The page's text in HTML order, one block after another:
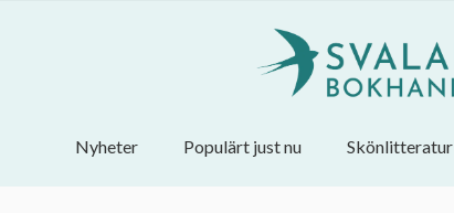
Nyheter Populärt just nu Skönlitteratur